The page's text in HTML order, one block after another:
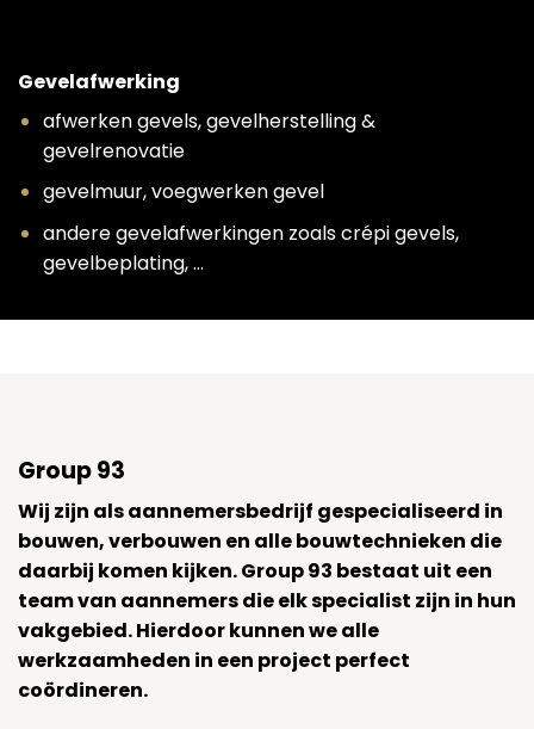
Gevelafwerking
afwerken gevels, gevelherstelling &
gevelrenovatie
gevelmuur, voegwerken gevel
andere gevelafwerkingen zoals crépi gevels,
gevelbeplating, …
Group 93
Wij zijn als aannemersbedrijf gespecialiseerd in
bouwen, verbouwen en alle bouwtechnieken die
daarbij komen kijken. Group 93 bestaat uit een
team van aannemers die elk specialist zijn in hun
vakgebied. Hierdoor kunnen we alle
werkzaamheden in een project perfect
coördineren.